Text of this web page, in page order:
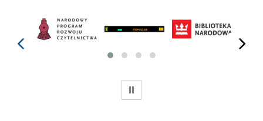
prev next
WSTRZYMAJ